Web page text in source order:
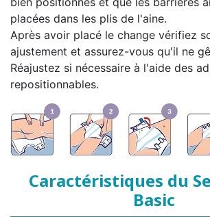
placées dans les plis de l'aine.
Après avoir placé le change vérifiez
ajustement et assurez-vous qu'il ne
Réajustez si nécessaire à l'aide des
repositionnables.
Caractéristiques du
Basic